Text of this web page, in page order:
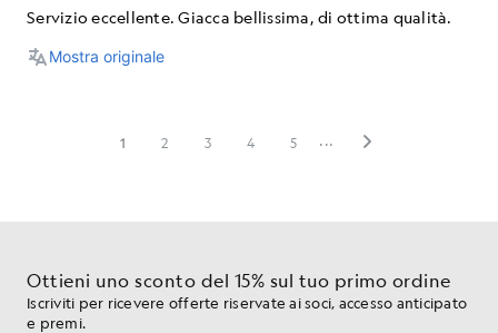
Ottieni uno sconto del 15% sul tuo primo ordine
Iscriviti per ricevere offerte riservate ai soci, accesso anticipato
e premi.